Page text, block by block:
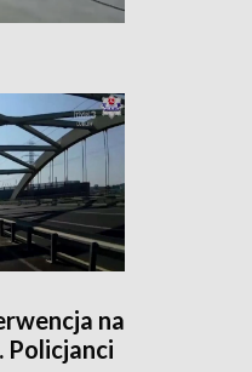
na
Policjanci